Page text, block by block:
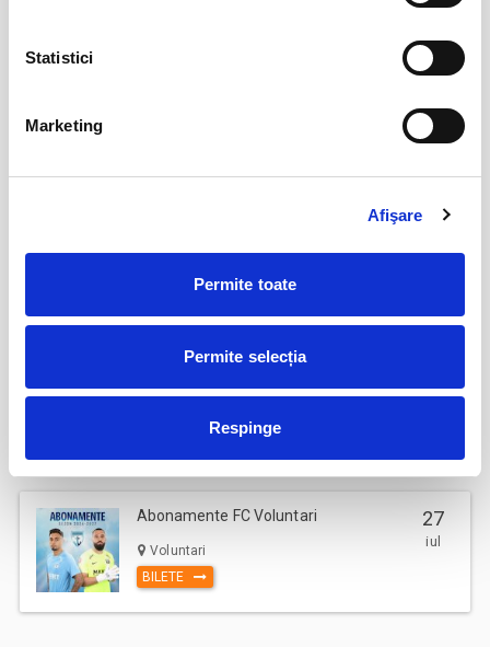
Statistici
Marketing
Afişare
Permite toate
Permite selecția
Respinge
03
iul
04
iul
Abonamente Politehnica Timisoara
iul
Abonamente FC Voluntari
Voluntari
BILETE
27
iul